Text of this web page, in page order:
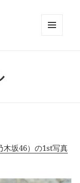
木坂46）の1st写真